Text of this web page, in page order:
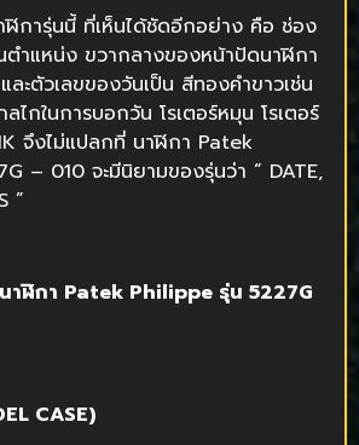
การุ่นนี้ ที่เห็นได้ชัดอีกอย่าง คือ ช่อง
ำแหน่ง ขวากลางของหน้าปัดนาฬิกา
ละตัวเลขของวันเป็น สีทองคำขาวเช่น
ไกในการบอกวัน โรเตอร์หมุน โรเตอร์
จึงไม่แปลกที่ นาฬิกา Patek
– 010 จะมีนิยามของรุ่นว่า “ DATE,
”
าฬิกา Patek Philippe รุ่น 5227G
CASE)